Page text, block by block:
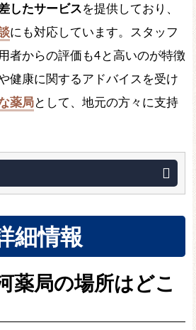
したサービスを提供しており、
にも対応しています。スタッフ
者からの評価も4と高いのが特徴
健康に関するアドバイスを受け
薬局として、地元の方々に支持
細情報
薬局の場所はどこ